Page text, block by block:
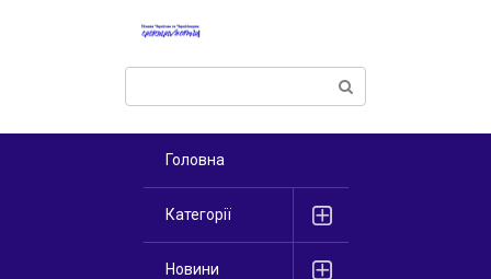
Поиск:
Головна
Категорії
Новини